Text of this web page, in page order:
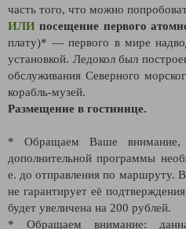
часть того, что можно
ИЛИ посещение первого
плату)* — первого в мире
установкой. Ледокол был
обслуживания Северного
корабль-музей.
Размещение в гостинице.
* Обращаем Ваше внимание,
дополнительной программы
е. до отправления по маршруту.
не гарантирует её
будет увеличена на 200 рублей.
* Обращаем внимание: